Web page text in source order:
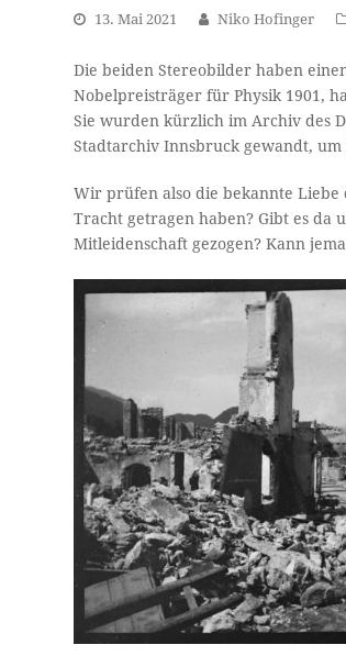
13. Mai 2021 Niko Hofinger
Die beiden Stereobilder haben
Nobelpreisträger für Physik 1901,
Sie wurden kürzlich im Archiv des
Stadtarchiv Innsbruck gewandt,
Wir prüfen also die bekannte
Tracht getragen haben? Gibt es da
Mitleidenschaft gezogen? Kann